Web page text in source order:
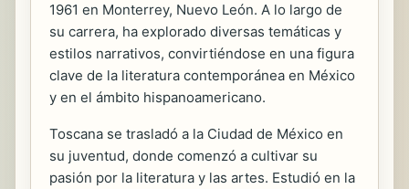
1961 en Monterrey, Nuevo León. A lo largo de
su carrera, ha explorado diversas temáticas y
estilos narrativos, convirtiéndose en una figura
clave de la literatura contemporánea en México
y en el ámbito hispanoamericano.
Toscana se trasladó a la Ciudad de México en
su juventud, donde comenzó a cultivar su
pasión por la literatura y las artes. Estudió en la